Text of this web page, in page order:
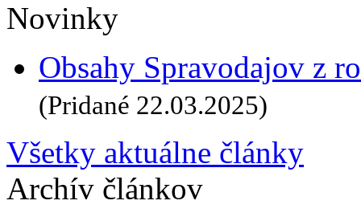
Novinky
Obsahy Spravodajov z
(Pridané 22.03.2025)
Všetky aktuálne články
Archív článkov